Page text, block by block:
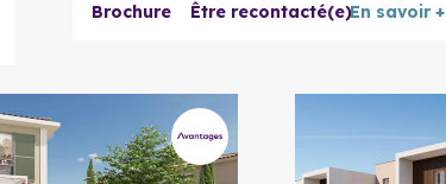
Brochure Être recontacté(e)En savoir +